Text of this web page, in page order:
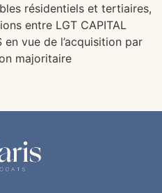
résidentiels et tertiaires,
entre LGT CAPITAL
en vue de l’acquisition par
majoritaire